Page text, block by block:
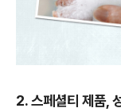
2. 스페셜티 제품,